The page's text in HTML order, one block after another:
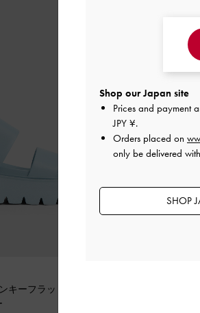
キーフラットフォーム
Shop our Japan site
Prices and payment
JPY ¥.
Orders placed on
only be delivered
SHOP